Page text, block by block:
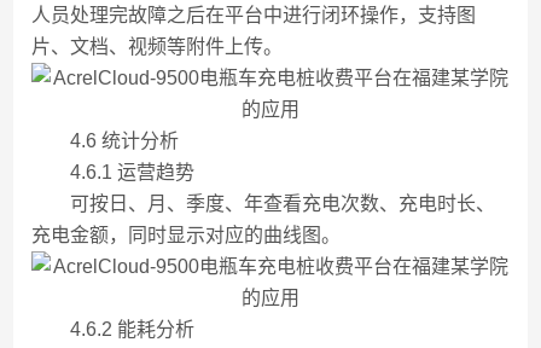
人员处理完故障之后在平台中进行闭环操作，支持图
片、文档、视频等附件上传。
4.6 统计分析
4.6.1 运营趋势
可按日、月、季度、年查看充电次数、充电时长、
充电金额，同时显示对应的曲线图。
4.6.2 能耗分析